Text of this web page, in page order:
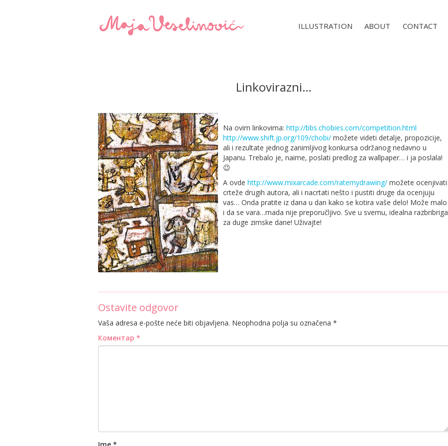
ILLUSTRATION ABOUT CONTACT
Linkovirazni…
Na ovim linkovima: http://bbs.chobies.com/competition.html
http://www.shift.jp.org/109/chobi/ možete videti detalje, propozicije,
ali i rezultate jednog zanimljivog konkursa održanog nedavno u
Japanu. Trebalo je, naime, poslati predlog za wallpaper… i ja poslala!
😉
A ovde http://www.mixarcade.com/ratemydrawing/ možete ocenjivati
crteže drugih autora, ali i nacrtati nešto i pustiti druge da ocenjuju
vas… Onda pratite iz dana u dan kako se kotira vaše delo! Može malo
i da se vara…mada nije preporučljivo. Sve u svemu, idealna razbribriga
za duge zimske dane! Uživajte!
Ostavite odgovor
Vaša adresa e-pošte neće biti objavljena. Neophodna polja su označena *
Коментар *